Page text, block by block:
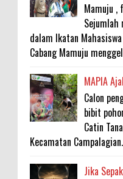
Mamuju ,
Sejumlah
dalam Ikatan
Cabang Mamuju
MAPIA
Calon
bibit
Catin
Kecamatan
Jika